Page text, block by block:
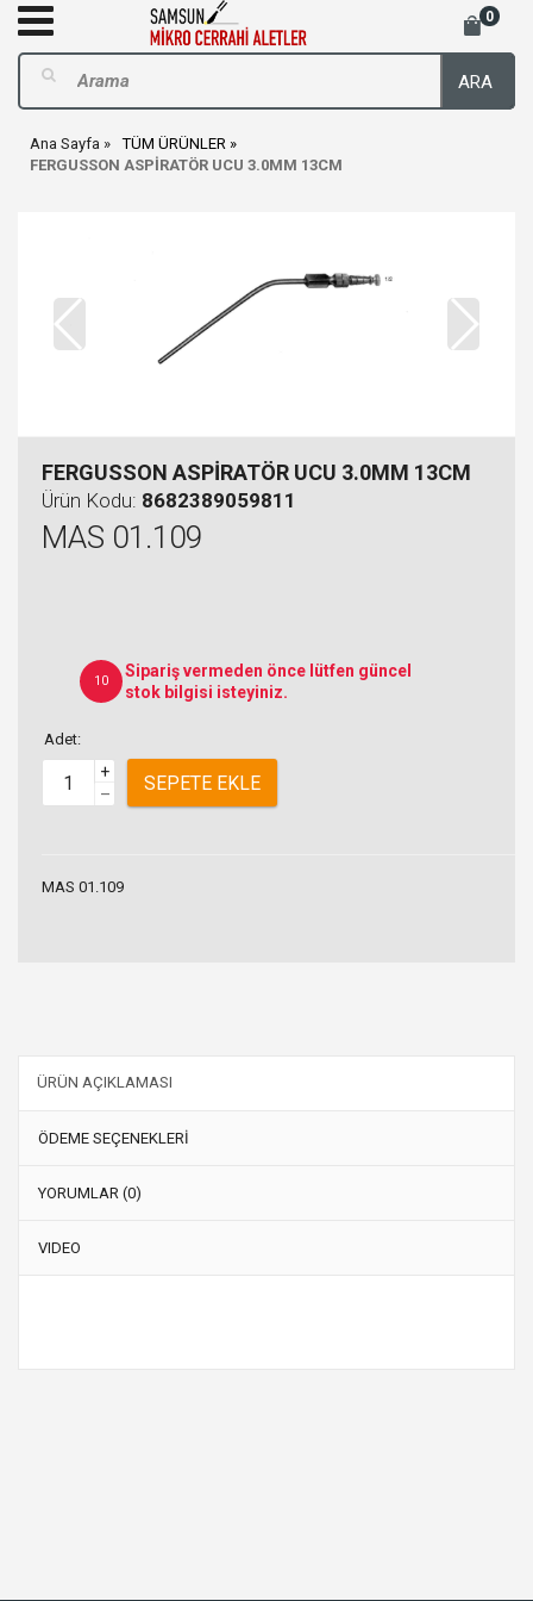
0
ARA
Ana Sayfa
TÜM ÜRÜNLER
FERGUSSON ASPİRATÖR UCU 3.0MM 13CM
FERGUSSON ASPİRATÖR UCU 3.0MM 13CM
Ürün Kodu: 8682389059811
MAS 01.109
10
Sipariş vermeden önce lütfen güncel
stok bilgisi isteyiniz.
Adet:
+
–
SEPETE EKLE
MAS 01.109
ÜRÜN AÇIKLAMASI
ÖDEME SEÇENEKLERİ
YORUMLAR (0)
VIDEO